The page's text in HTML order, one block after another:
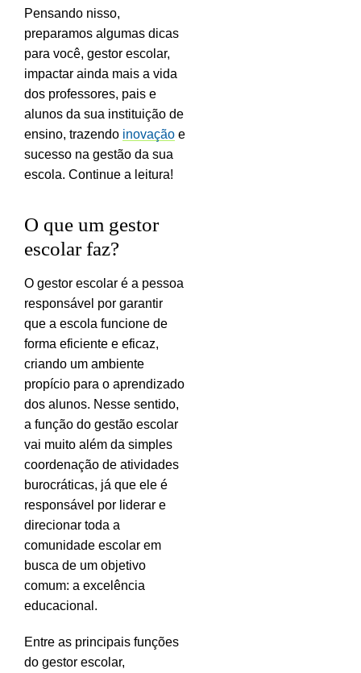
Pensando nisso,
preparamos algumas dicas
para você, gestor escolar,
impactar ainda mais a vida
dos professores, pais e
alunos da sua instituição de
ensino, trazendo inovação e
sucesso na gestão da sua
escola. Continue a leitura!
O que um gestor
escolar faz?
O gestor escolar é a pessoa
responsável por garantir
que a escola funcione de
forma eficiente e eficaz,
criando um ambiente
propício para o aprendizado
dos alunos. Nesse sentido,
a função do gestão escolar
vai muito além da simples
coordenação de atividades
burocráticas, já que ele é
responsável por liderar e
direcionar toda a
comunidade escolar em
busca de um objetivo
comum: a excelência
educacional.
Entre as principais funções
do gestor escolar,